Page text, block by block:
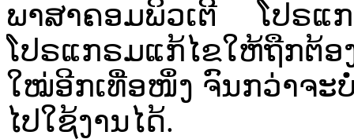
ພາສາ​ຄອມພິວເຕີ​ ໂປຣ​ແ
ໂປຣ​ແກຣມ​​​​ແກ້​ໄຂ​ໃຫ້​ຖືກ​
ໃໝ່​ອີກ​ເທື່ອໜຶ່ງ​ ຈົນ​ກວ່າຈະ​
ໄປ​ໃຊ້​ງານ​ໄດ້​.